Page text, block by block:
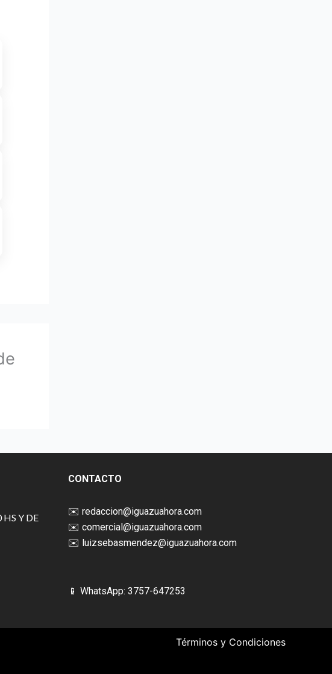
HS Y DE
CONTACTO
✉️ redaccion@iguazuahora.com
✉️ comercial@iguazuahora.com
✉️ luizsebasmendez@iguazuahora.com
📱 WhatsApp: 3757-647253
Términos y Condiciones